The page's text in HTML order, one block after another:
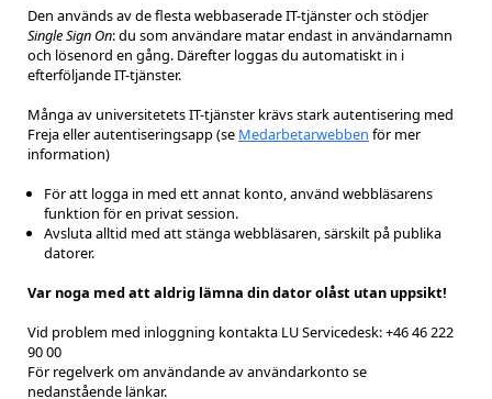
Den används av de flesta webbaserade IT-tjänster och stödjer
Single Sign On: du som användare matar endast in användarnamn
och lösenord en gång. Därefter loggas du automatiskt in i
efterföljande IT-tjänster.
Många av universitetets IT-tjänster krävs stark autentisering med
Freja eller autentiseringsapp (se Medarbetarwebben för mer
information)
För att logga in med ett annat konto, använd webbläsarens
funktion för en privat session.
Avsluta alltid med att stänga webbläsaren, särskilt på publika
datorer.
Var noga med att aldrig lämna din dator olåst utan uppsikt!
Vid problem med inloggning kontakta LU Servicedesk: +46 46 222
90 00
För regelverk om användande av användarkonto se
nedanstående länkar.